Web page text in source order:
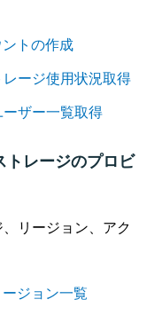
トの作成
ージ使用状況取得
ザー一覧取得
トレージのプロビ
リージョン、アク
ジョン一覧